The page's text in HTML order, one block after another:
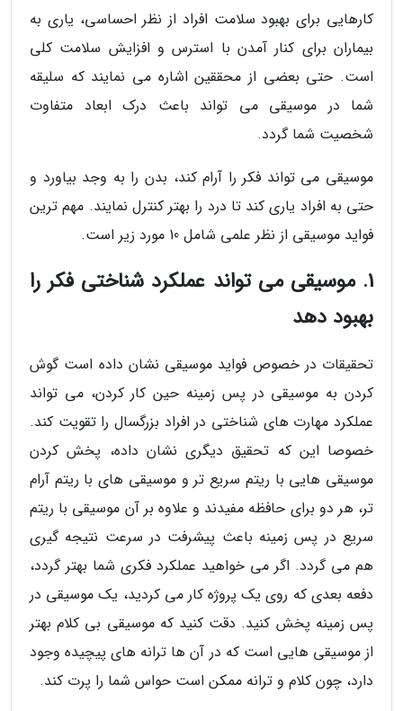
کارهایی برای بهبود سلامت افراد از نظر احساسی، یاری به
بیماران برای کنار آمدن با استرس و افزایش سلامت کلی
است. حتی بعضی از محققین اشاره می نمایند که سلیقه
شما در موسیقی می تواند باعث درک ابعاد متفاوت
شخصیت شما گردد.
موسیقی می تواند فکر را آرام کند، بدن را به وجد بیاورد و
حتی به افراد یاری کند تا درد را بهتر کنترل نمایند. مهم ترین
فواید موسیقی از نظر علمی شامل 10 مورد زیر است.
1. موسیقی می تواند عملکرد شناختی فکر را
بهبود دهد
تحقیقات در خصوص فواید موسیقی نشان داده است گوش
کردن به موسیقی در پس زمینه حین کار کردن، می تواند
عملکرد مهارت های شناختی در افراد بزرگسال را تقویت کند.
خصوصا این که تحقیق دیگری نشان داده، پخش کردن
موسیقی هایی با ریتم سریع تر و موسیقی های با ریتم آرام
تر، هر دو برای حافظه مفیدند و علاوه بر آن موسیقی با ریتم
سریع در پس زمینه باعث پیشرفت در سرعت نتیجه گیری
هم می گردد. اگر می خواهید عملکرد فکری شما بهتر گردد،
دفعه بعدی که روی یک پروژه کار می کردید، یک موسیقی در
پس زمینه پخش کنید. دقت کنید که موسیقی بی کلام بهتر
از موسیقی هایی است که در آن ها ترانه های پیچیده وجود
دارد، چون کلام و ترانه ممکن است حواس شما را پرت کند.